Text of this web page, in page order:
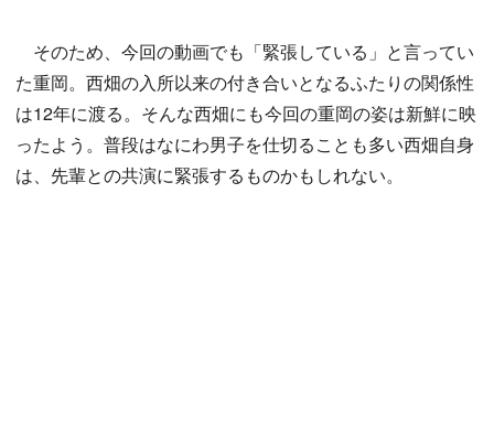
そのため、今回の動画でも「緊張している」と言ってい
た重岡。西畑の入所以来の付き合いとなるふたりの関係性
は12年に渡る。そんな西畑にも今回の重岡の姿は新鮮に映
ったよう。普段はなにわ男子を仕切ることも多い西畑自身
は、先輩との共演に緊張するものかもしれない。